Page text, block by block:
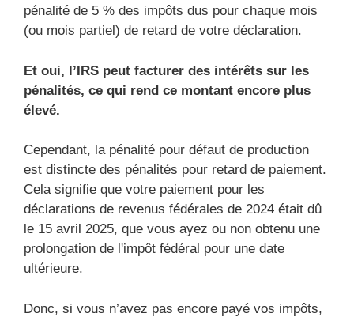
pénalité de 5 % des impôts dus pour chaque mois
(ou mois partiel) de retard de votre déclaration.
Et oui, l’IRS peut facturer des intérêts sur les
pénalités, ce qui rend ce montant encore plus
élevé.
Cependant, la pénalité pour défaut de production
est distincte des pénalités pour retard de paiement.
Cela signifie que votre paiement pour les
déclarations de revenus fédérales de 2024 était dû
le 15 avril 2025, que vous ayez ou non obtenu une
prolongation de l'impôt fédéral pour une date
ultérieure.
Donc, si vous n’avez pas encore payé vos impôts,